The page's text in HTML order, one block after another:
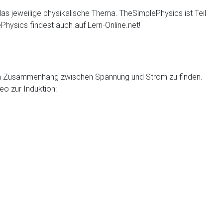
jeweilige physikalische Thema. TheSimplePhysics ist Teil
findest auch auf Lern-Online.net!
zwischen Spannung und Strom zu finden.
zur Induktion: